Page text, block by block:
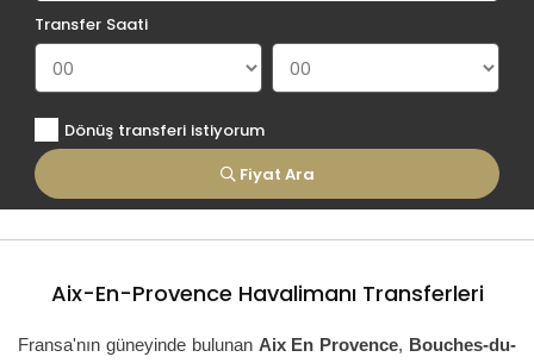
Transfer Saati
Fiyat Ara
Dönüş transferi istiyorum
Aix-En-Provence Havalimanı Transferleri
Fransa'nın güneyinde bulunan Aix En Provence, Bouches-du-